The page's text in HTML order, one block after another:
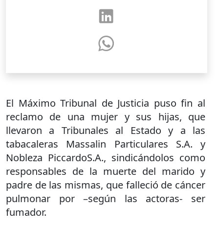
El Máximo Tribunal de Justicia puso fin al
reclamo de una mujer y sus hijas, que
llevaron a Tribunales al Estado y a las
tabacaleras Massalin Particulares S.A. y
Nobleza PiccardoS.A., sindicándolos como
responsables de la muerte del marido y
padre de las mismas, que falleció de cáncer
pulmonar por –según las actoras- ser
fumador.